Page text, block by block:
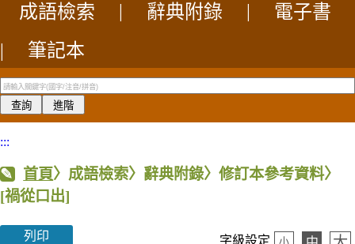
成語檢索 辭典附錄
電子書
|
筆記本
:::
首頁〉成語檢索〉辭典附錄〉修訂本參考資料〉
[禍從口出]
列印 字級設定